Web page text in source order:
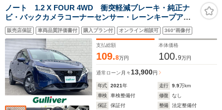
ノート 1.2 X FOUR 4WD 衝突軽減ブレーキ・純正ナ
ビ・バックカメラコーナーセンサー・レーンキープアシ
スト・オートライト・オートリトラミラー・シートヒー
ター・ステアリングヒーター・プッシュスタート・スマ
ートキー・ETC
販売店保証 車両品質評価書付 購入プラン付 オンライン相談可 360°画像付
支払総額
109.8万円
本体価格
100.9万円
通常ローン 月々 13,900円
年式 2021年 走行 9.9万km
車検
車検整備付 修復
なし
保証
保証付 整備
法定整備付